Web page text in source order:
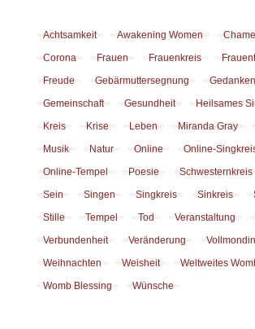
Achtsamkeit Awakening Women
Corona
Frauen Frauenkreis
Freude
Gebärmuttersegnung Gedanken
Gemeinschaft
Gesundheit
Heilsames
Kreis
Krise Leben Miranda Gray
Musik
Natur Online
Online-
Online-Tempel
Poesie Schwesternkreis
Sein
Singen Singkreis Sinkreis
Stille
Tempel Tod Veranstaltung
Verbundenheit
Veränderung
Vollmondin
Weihnachten
Weisheit
Weltweites
Womb Blessing
Wünsche